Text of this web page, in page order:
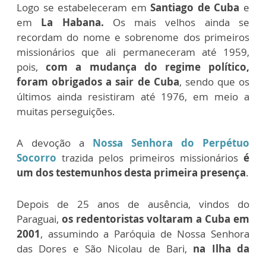
Logo se estabeleceram emSantiago de Cuba e
em La Habana. Os mais velhos ainda se
recordam do nome e sobrenome dos primeiros
missionários que ali permaneceram até 1959,
pois,com a mudança do regime político,
foram obrigados a sair de Cuba, sendo que os
últimos ainda resistiram até 1976, em meio a
muitas perseguições.
A devoção a Nossa Senhora do Perpétuo
Socorro trazida pelos primeiros missionários é
um dos testemunhos desta primeira presença.
Depois de 25 anos de ausência, vindos do
Paraguai, os redentoristas voltaram a Cuba em
2001, assumindo a Paróquia de Nossa Senhora
das Dores e São Nicolau de Bari, na Ilha da